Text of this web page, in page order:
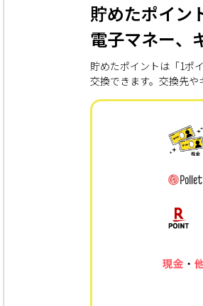
貯めたポイン
電子マネー、
貯めたポイントは「1ポ
交換できます。交換先